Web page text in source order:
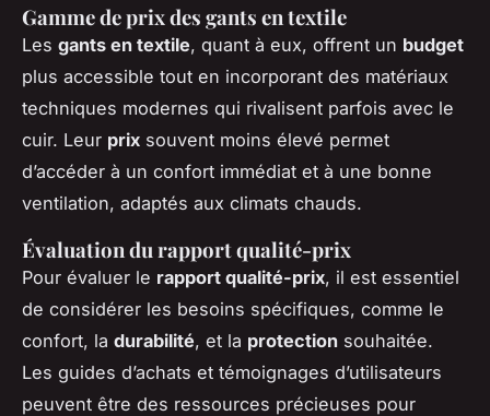
Gamme de prix des gants en textile
Les gants en textile, quant à eux, offrent un budget
plus accessible tout en incorporant des matériaux
techniques modernes qui rivalisent parfois avec le
cuir. Leur prix souvent moins élevé permet
d’accéder à un confort immédiat et à une bonne
ventilation, adaptés aux climats chauds.
Évaluation du rapport qualité-prix
Pour évaluer le rapport qualité-prix, il est essentiel
de considérer les besoins spécifiques, comme le
confort, la durabilité, et la protection souhaitée.
Les guides d’achats et témoignages d’utilisateurs
peuvent être des ressources précieuses pour